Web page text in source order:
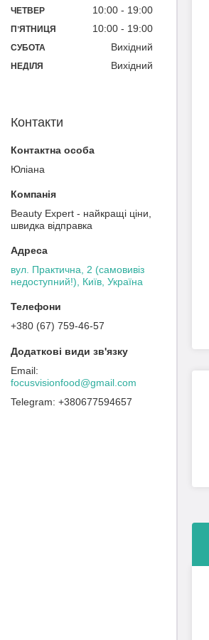
ЧЕТВЕР 10:00 19:00
ПʼЯТНИЦЯ 10:00 19:00
СУБОТА Вихідний
НЕДІЛЯ Вихідний
Контакти
Юліана
Beauty Expert - найкращі ціни,
швидка відправка
вул. Практична, 2 (самовивіз
недоступний!), Київ, Україна
+380 (67) 759-46-57
focusvisionfood@gmail.com
+380677594657